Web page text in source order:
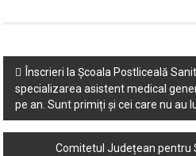
Post
navigation
Înscrieri la Școala Postliceală
specializarea asistent medical
pe an. Sunt primiți și cei care nu au
Comitetul Județean pentru